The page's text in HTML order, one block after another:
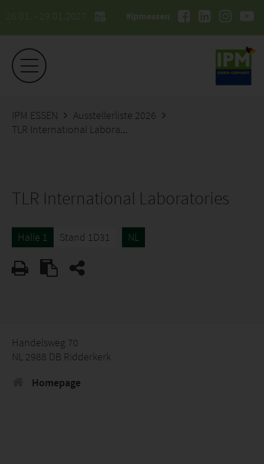
26.01. - 29.01.2027 #ipmessen
IPM ESSEN
Ausstellerliste 2026
TLR International Laboratories
TLR International Laboratories
Halle 1 Stand 1D31 NL
Handelsweg 70
NL 2988 DB Ridderkerk
Homepage